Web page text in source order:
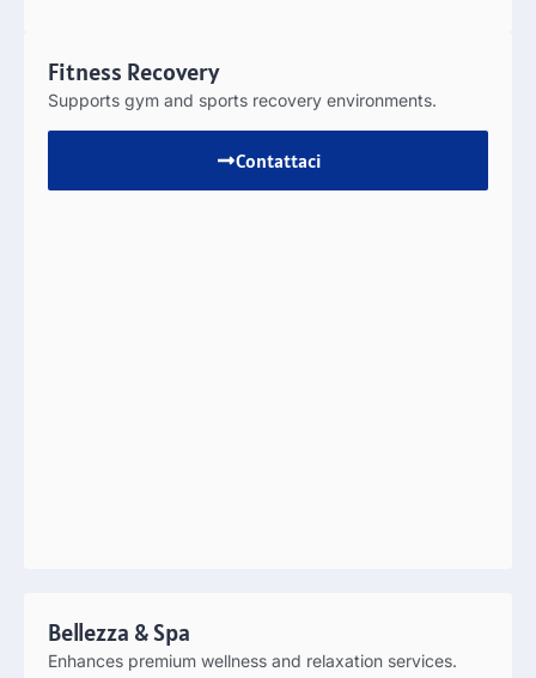
Fitness Recovery
Supports gym and sports recovery environments.
Contattaci
Bellezza &Spa
Enhances premium wellness and relaxation services.